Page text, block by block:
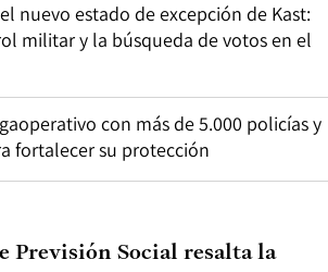
nuevo estado de excepción de Kast:
militar y la búsqueda de votos en el
con más de 5.000 policías y
fortalecer su protección
Previsión Social resalta la